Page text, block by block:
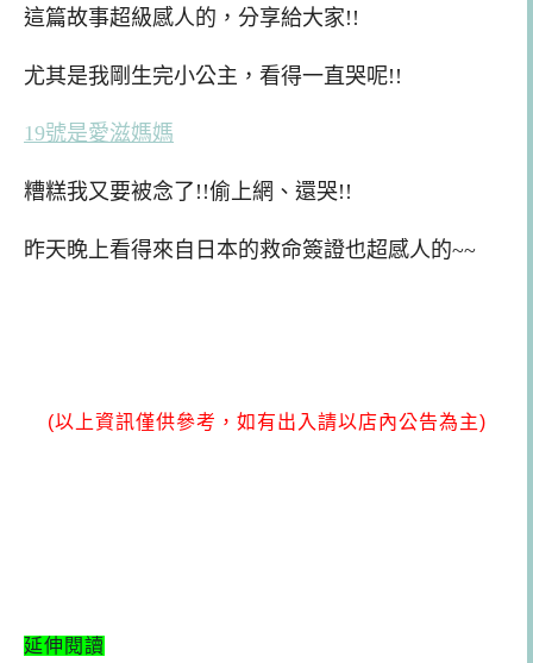
這篇故事超級感人的，分享給大家!!
尤其是我剛生完小公主，看得一直哭呢!!
19號是愛滋媽媽
糟糕我又要被念了!!偷上網、還哭!!
昨天晚上看得來自日本的救命簽證也超感人的~~
(以上資訊僅供參考，如有出入請以店內公告為主)
延伸閱讀